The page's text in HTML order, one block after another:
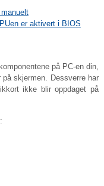
er aktivert i BIOS
på PC-en din,
skjermen. Dessverre har
ikke blir oppdaget på